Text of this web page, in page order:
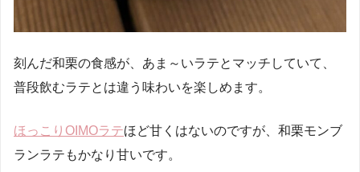
刻んだ和栗の食感が、あま～いラテとマッチしていて、
普段飲むラテとは違う味わいを楽しめます。
ほっこりOIMOラテほど甘くはないのですが、和栗モンブ
ランラテもかなり甘いです。